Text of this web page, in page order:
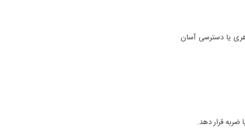
یا دسترسی آسان
قرار دهد.